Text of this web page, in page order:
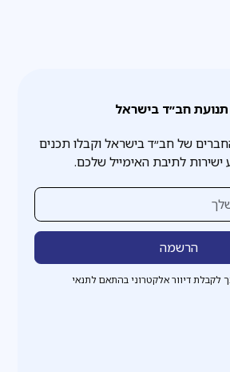
חב״ד בישראל
של חב״ד בישראל וקבלו תכנים
לתיבת האימייל שלכם.
דיוור אלקטרוני בהתאם לתנאי